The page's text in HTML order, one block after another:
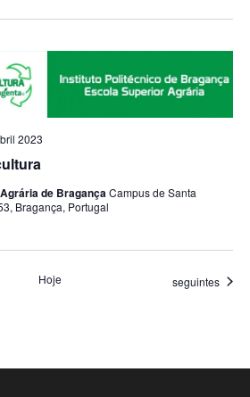
de
2023
de BragançaCampus de Santa
Bragança, Portugal
Hoje seguintes